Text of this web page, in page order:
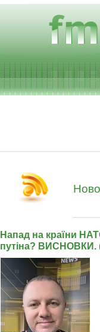
Напад на країни
путіна? ВИСНОВКИ.